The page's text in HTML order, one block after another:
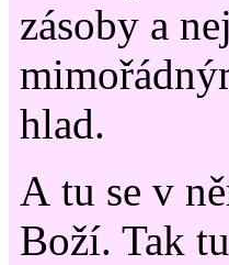
zásoby a
hlad.
A tu se v
Boží. Tak